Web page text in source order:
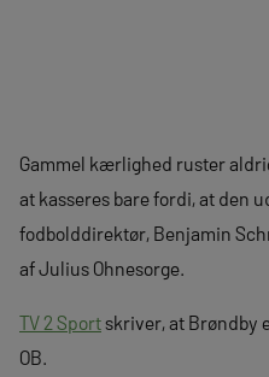
Gammel kærlighed ruster
at kasseres bare fordi, at den
fodbolddirektør, Benjamin
af Julius Ohnesorge.
TV 2 Sportskriver, at Brøndby
OB.